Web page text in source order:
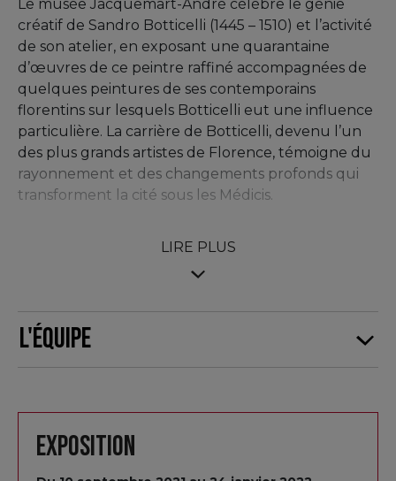
Le musée Jacquemart-André célèbre le génie
créatif de Sandro Botticelli (1445 – 1510) et l’activité
de son atelier, en exposant une quarantaine
d’œuvres de ce peintre raffiné accompagnées de
quelques peintures de ses contemporains
florentins sur lesquels Botticelli eut une influence
particulière. La carrière de Botticelli, devenu l’un
des plus grands artistes de Florence, témoigne du
rayonnement et des changements profonds qui
transforment la cité sous les Médicis.
Botticelli est sans doute l’un des peintres les plus
de son atelier. Sans relâche, il a alterné création
unique et production en série achevée par ses
nombreux assistants. L’exposition montre
l’importance de cette pratique d’atelier,
typique de la Renaissance italienne. Elle présente
Botticelli dans son rôle de créateur, mais
également d’entrepreneur et de formateur.
LIRE PLUS
L'équipe
Exposition